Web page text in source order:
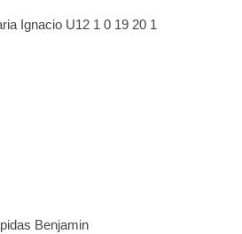
Ignacio U12 1 0 19 20 1
Benjamin